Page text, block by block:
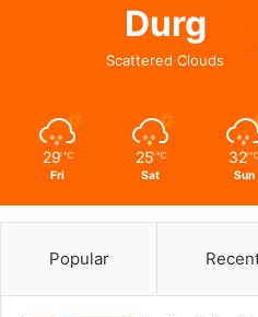
Durg
Scattered Clouds
29 ℃
Fri
25 ℃
Sat
32 ℃
Sun
Popular